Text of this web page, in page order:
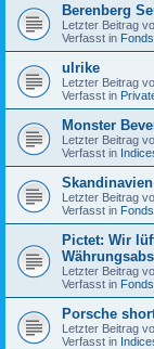
Berenberg
Letzter Beitrag
Verfasst in
ulrike
Letzter Beitrag
Verfasst in
Monster
Letzter Beitrag
Verfasst in
Letzter Beitrag
Verfasst in
Pictet: Wir
Letzter Beitrag
Verfasst in
Porsche
Letzter Beitrag
Verfasst in